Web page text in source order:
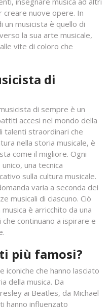
creare nuove opere. In
un musicista è quello di
la sua arte musicale,
vite di coloro che
di
di sempre è un
accesi nel mondo della
talenti straordinari che
nella storia musicale, è
come il migliore. Ogni
una tecnica
sulla cultura musicale.
varia a seconda dei
musicali di ciascuno. Ciò
è arricchito da una
continuano a ispirare e
più famosi?
iconiche che hanno lasciato
della musica. Da
ai Beatles, da Michael
hanno influenzato